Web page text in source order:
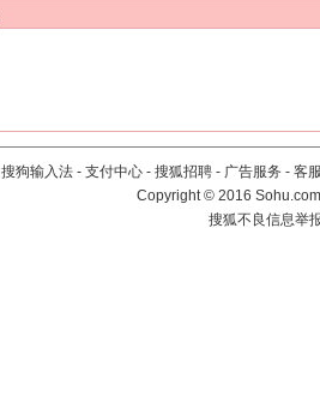
搜狗输入法 - 支付中心 - 搜狐招聘 - 广告服务 - 客
Copyright©2016
搜狐不良信息举